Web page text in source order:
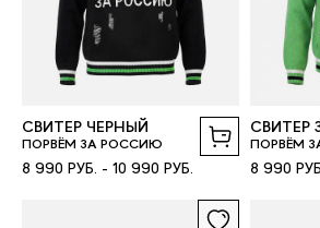
СВИТЕР ЧЕРНЫЙ
ПОРВЁМ ЗА РОССИЮ
8 990 РУБ. - 10 990 РУБ.
СВИТЕР
ПОРВЁМ
8 990